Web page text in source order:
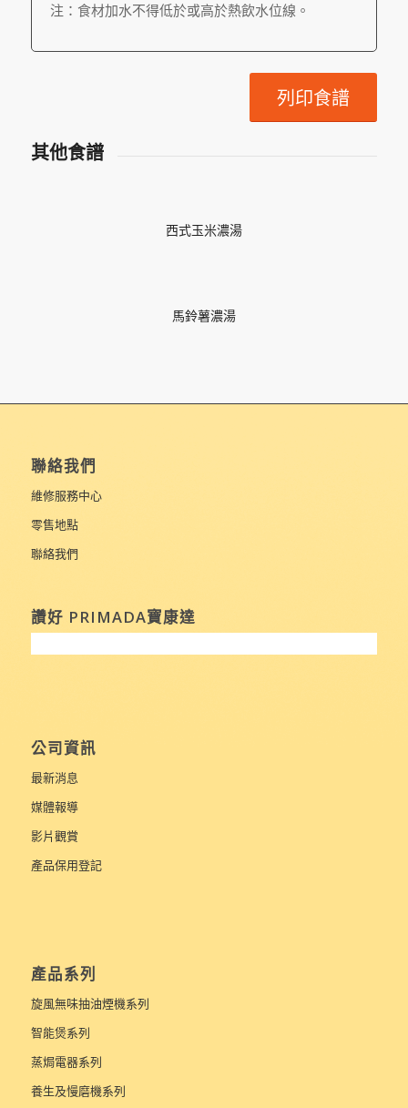
注：食材加水不得低於或高於熱飲水位線。
列印食譜
其他食譜
西式玉米濃湯
馬鈴薯濃湯
聯絡我們
維修服務中心
零售地點
聯絡我們
讚好 PRIMADA寶康達
公司資訊
最新消息
媒體報導
影片觀賞
產品保用登記
產品系列
旋風無味抽油煙機系列
智能煲系列
蒸焗電器系列
養生及慢磨機系列